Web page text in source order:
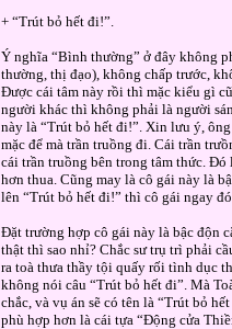
+ “Trút bỏ hết đi!”.
Ý nghĩa “Bình thường” ở đây không
thường, thị đạo), không chấp trước,
Được cái tâm này rồi thì mặc kiểu gì
người khác thì không phải là người
này là “Trút bỏ hết đi!”. Xin lưu ý,
mặc để mà trần truồng đi. Cái trần
cái trần truồng bên trong tâm thức.
hơn thua. Cũng may là cô gái này là
lên “Trút bỏ hết đi!” thì cô gái ngay
Đặt trường hợp cô gái này là bậc độn
thật thì sao nhỉ? Chắc sư trụ trì phải
ra toà thưa thầy tội quấy rối tình dục
không nói câu “Trút bỏ hết đi”. Mà
chắc, và vụ án sẽ có tên là “Trút bỏ
phù hợp hơn là cái tựa “Động cửa